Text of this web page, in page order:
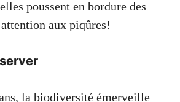
poussent en bordure des
aux piqûres!
la biodiversité émerveille